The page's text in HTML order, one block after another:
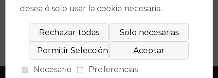
desea ó solo usar la cookie necesaria.
Necesario
Preferencias